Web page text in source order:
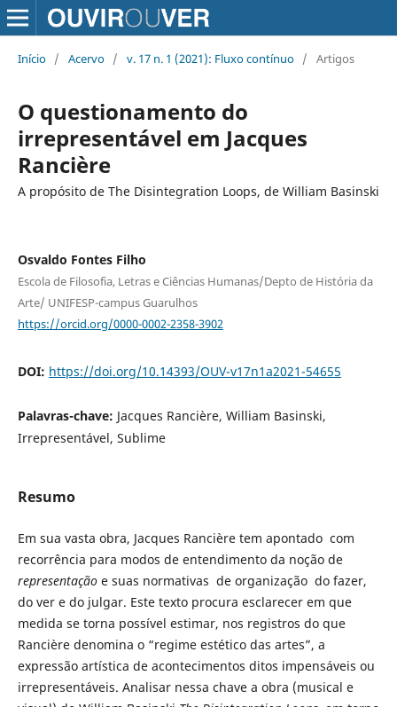
Início / Acervo / v. 17 n. 1 (2021): Fluxo contínuo / Artigos
O questionamento do
irrepresentável em Jacques
Rancière
A propósito de The Disintegration Loops, de William Basinski
Osvaldo Fontes Filho
Escola de Filosofia, Letras e Ciências Humanas/Depto de História da
Arte/ UNIFESP-campus Guarulhos
https://orcid.org/0000-0002-2358-3902
DOI: https://doi.org/10.14393/OUV-v17n1a2021-54655
Palavras-chave: Jacques Rancière, William Basinski,
Irrepresentável, Sublime
Resumo
Em sua vasta obra, Jacques Rancière tem apontado com
recorrência para modos de entendimento da noção de
representaçãoe suas normativas de organização do fazer,
do ver e do julgar. Este texto procura esclarecer em que
medida se torna possível estimar, nos registros do que
Rancière denomina o “regime estético das artes”, a
expressão artística de acontecimentos ditos impensáveis ou
irrepresentáveis. Analisar nessa chave a obra (musical e